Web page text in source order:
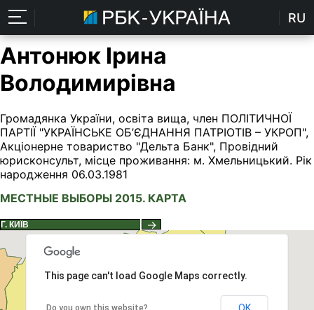
RU
Антонюк Ірина
Володимирівна
Громадянка України, освіта вища, член ПОЛІТИЧНОЇ
ПАРТІЇ "УКРАЇНСЬКЕ ОБ’ЄДНАННЯ ПАТРІОТІВ – УКРОП",
Акціонерне товариство "Дельта Банк", Провідний
юрисконсульт, місце проживання: м. Хмельницький. Рік
народження 06.03.1981
МЕСТНЫЕ ВЫБОРЫ 2015. КАРТА
→
This page can't load Google Maps correctly.